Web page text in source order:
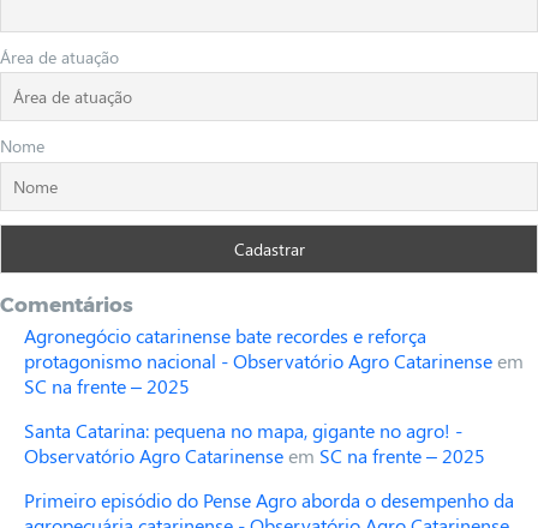
Área de atuação
Nome
Comentários
Agronegócio catarinense bate recordes e reforça
protagonismo nacional - Observatório Agro Catarinenseem
SC na frente – 2025
Santa Catarina: pequena no mapa, gigante no agro! -
Observatório Agro Catarinenseem SC na frente – 2025
Primeiro episódio do Pense Agro aborda o desempenho da